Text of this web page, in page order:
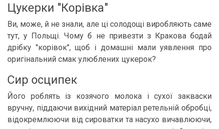
Цукерки "Корівка"
Ви, може, й не знали, але ці солодощі виробляють саме
тут, у Польщі. Чому б не привезти з Кракова бодай
дрібку "корівок", щоб і домашні мали уявлення про
оригінальний смак улюблених цукерок?
Сир осципек
Його роблять із козячого молока і сухої закваски
вручну, піддаючи вихідний матеріал ретельній обробці,
відокремлюючи від сироватки та насухо вичавлюючи,